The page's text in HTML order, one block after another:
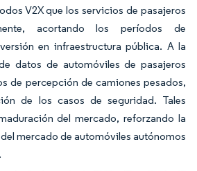
V2X que los servicios de pasajeros
acortando los períodos de
en infraestructura pública. A la
datos de automóviles de pasajeros
de percepción de camiones pesados,
de los casos de seguridad. Tales
del mercado, reforzando la
mercado de automóviles autónomos